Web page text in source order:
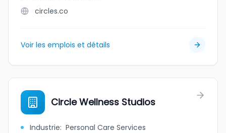
circles.co
Voir les emplois et détails
Circle Wellness Studios
Industrie: Personal Care Services